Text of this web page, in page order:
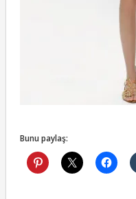
Bunu paylaş: